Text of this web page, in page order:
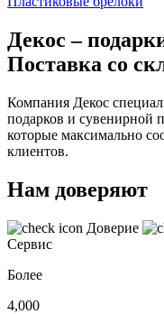
Декос –
Поставка со
Компания Декос
подарков и сувенирной
которые максимально
клиентов.
Нам доверяют
Доверие
Сервис
Более
4,000